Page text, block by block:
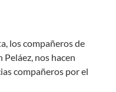
los compañeros de
Peláez, nos hacen
compañeros por el